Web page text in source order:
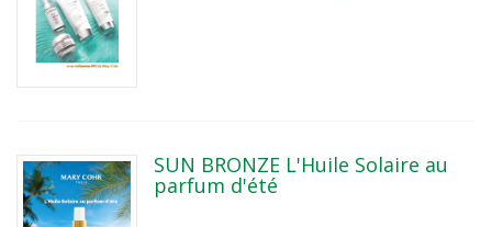
SUN BRONZE L'Huile Solaire au
parfum d'été